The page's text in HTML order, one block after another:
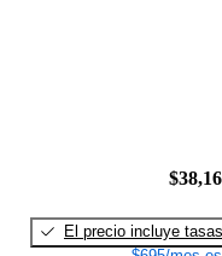
El precio incluye tasas